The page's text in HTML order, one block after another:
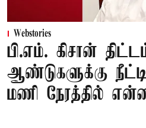
Webstories
பி.எம். கிசான்
ஆண்டுகளுக்கு
மணி நேரத்தில்